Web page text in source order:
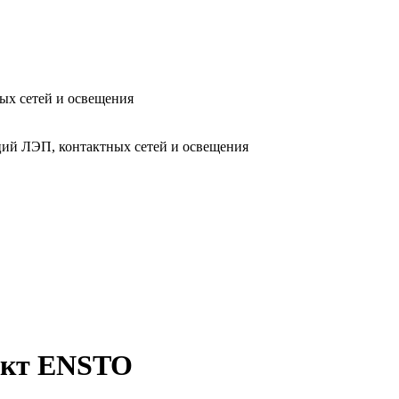
сетей и освещения
ЛЭП, контактных сетей и освещения
ENSTO